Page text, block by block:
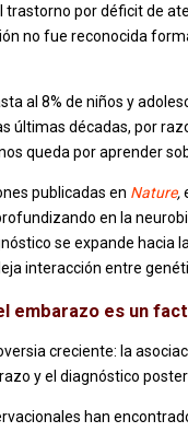
por déficit de
no fue reconocida
al 8% de niños y
últimas décadas, por
queda por aprender
publicadas en Nature,
en la
se expande hacia
interacción entre
embarazo es un
creciente: la
y el diagnóstico
han